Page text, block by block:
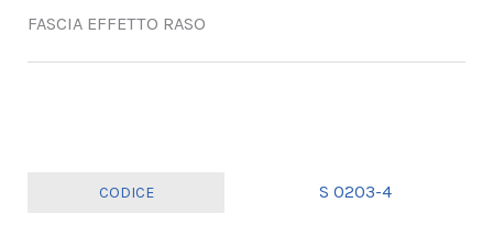
FASCIA EFFETTO RASO
S 0203-4